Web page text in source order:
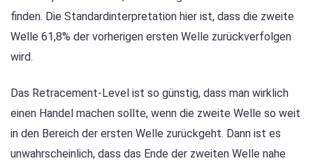
finden. Die Standardinterpretation hier ist, dass die zweite
Welle 61,8% der vorherigen ersten Welle zurückverfolgen
wird.
Das Retracement-Level ist so günstig, dass man wirklich
einen Handel machen sollte, wenn die zweite Welle so weit
in den Bereich der ersten Welle zurückgeht. Dann ist es
unwahrscheinlich, dass das Ende der zweiten Welle nahe